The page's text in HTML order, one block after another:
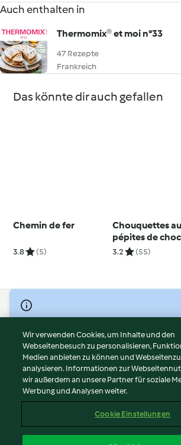
Auch enthalten in
Thermomix® et moi n°33
47 Rezepte
Frankreich
Das könnte dir auch gefallen
Chemin de fer
3.8 (5)
Chouquettes
pépites de
3.2 (55)
© Copyright 2026
Nutzungsbedingungen
Datenschutzrichtlinien
Disclaimer
Impressum
Cookies
Abo kündigen
Wir verwenden Cookies, um Inhalte und den
Webseitenbesuch zu personalisieren,
Medien anbieten zu können und
analysieren. Informationen zur
wir außerdem an unsere Partner für soziale
Werbung und Analysen weiter.
Cookie Einstellungen